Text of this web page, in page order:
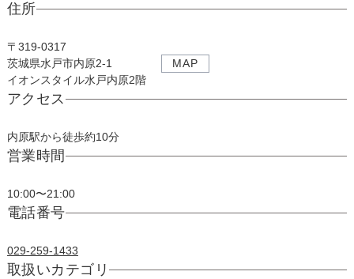
住所
〒 319-0317
茨城県水戸市内原2-1
イオンスタイル水戸内原2階
MAP
アクセス
内原駅から徒歩約10分
営業時間
10:00〜21:00
電話番号
029-259-1433
取扱いカテゴリ